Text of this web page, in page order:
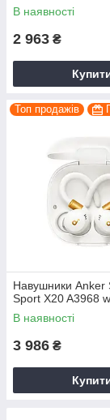
В наявності
2 963 ₴
Топ продажів
Навушники Anker
Sport X20 A3968
В наявності
3 986 ₴